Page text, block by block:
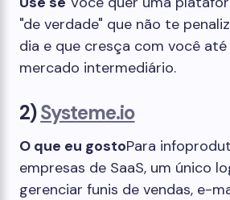
"de verdade" que não te
dia e que cresça com você
mercado intermediário.
2)Systeme.io
O que eu gostoPara
empresas de SaaS, um único
gerenciar funis de vendas, e-